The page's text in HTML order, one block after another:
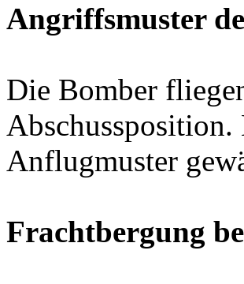
Angriffsmuster
Die Bomber
Anflugmuster
Frachtbergung